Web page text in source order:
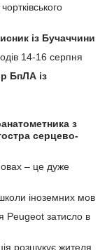
із Бучаччини
14-16 серпня
БпЛА із
з
серцево-
– це дуже
іноземних мов
Peugeot затисло в
розшукує жителя